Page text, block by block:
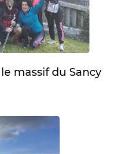
massif du Sancy